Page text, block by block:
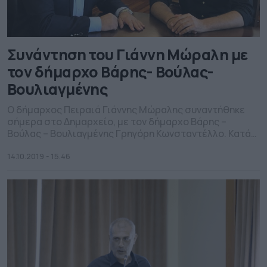
Συνάντηση του Γιάννη Μώραλη με
τον δήμαρχο Βάρης- Βούλας-
Βουλιαγμένης
κοινού ενδιαφέροντος, ενώ ο κ. Κωνσταντέλλος
στην προεδρία της Περιφερειακής Ένωσης Δήμων
14.10.2019 - 15.46